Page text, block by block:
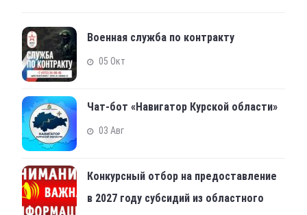
Военная служба по контракту
05 Окт
Чат-бот «Навигатор Курской области»
03 Авг
Конкурсный отбор на предоставление
в 2027 году субсидий из областного